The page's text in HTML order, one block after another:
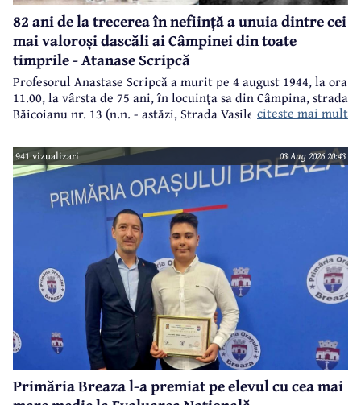
82 ani de la trecerea în neființă a unuia dintre cei
mai valoroși dascăli ai Câmpinei din toate
timprile - Atanase Scripcă
Profesorul Anastase Scripcă a murit pe 4 august 1944, la ora
11.00, la vârsta de 75 ani, în locuinţa sa din Câmpina, strada
Băicoianu nr. 13 (n.n. - astăzi, Strada Vasile Alecsandri).
Ulterior, meşterul popular Nicolae Goage aşează aici, în
memoria sa şi a soţiei, Maria Scripcă, o troiţă din lemn
sculptat,care astăzi, din păcate, nu mai există.
citeste mai mult
941 vizualizari 03 Aug 2026 20:43
Primăria Breaza l-a premiat pe elevul cu cea mai